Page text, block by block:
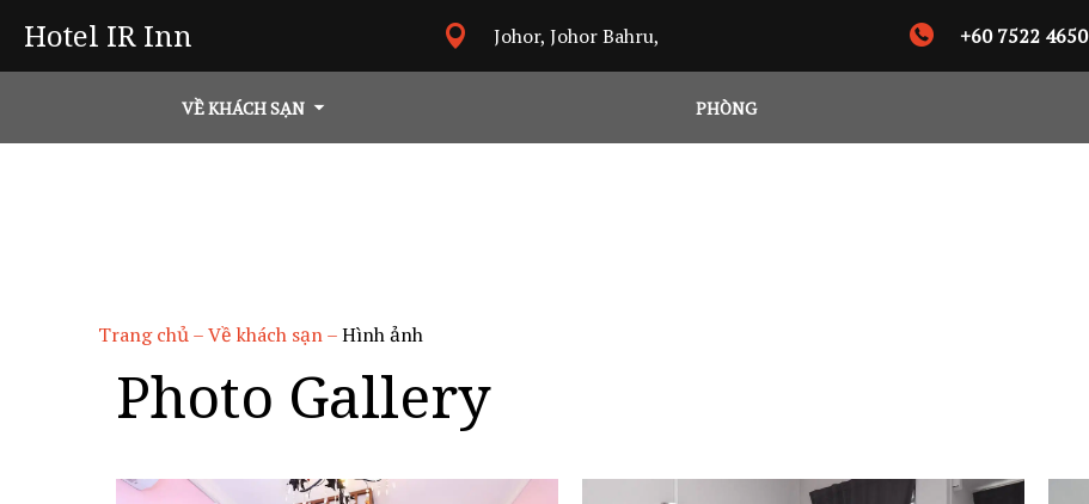
Hotel IR Inn Johor, Johor Bahru, +60 7522 4650
VỀ KHÁCH SẠN PHÒNG
Trang chủ–Về khách sạn–Hình ảnh
Photo Gallery